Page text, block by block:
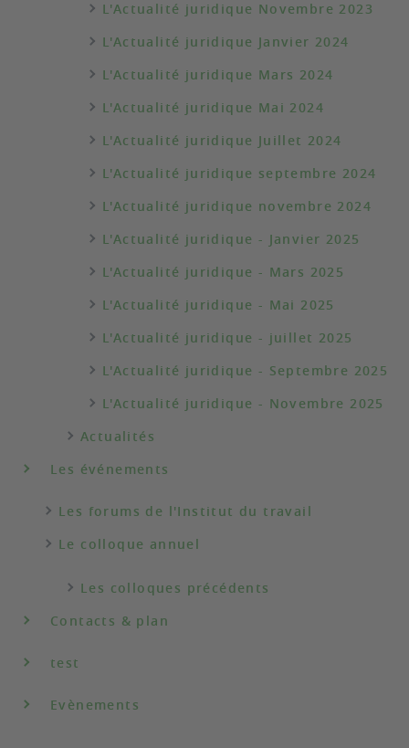
L'Actualité juridique Novembre 2023
L'Actualité juridique Janvier 2024
L'Actualité juridique Mars 2024
L'Actualité juridique Mai 2024
L'Actualité juridique Juillet 2024
L'Actualité juridique septembre 2024
L'Actualité juridique novembre 2024
L'Actualité juridique - Janvier 2025
L'Actualité juridique - Mars 2025
L'Actualité juridique - Mai 2025
L'Actualité juridique - juillet 2025
L'Actualité juridique - Septembre 2025
L'Actualité juridique - Novembre 2025
Actualités
Les événements
Les forums de l'Institut du travail
Le colloque annuel
Les colloques précédents
Contacts & plan
test
Evènements